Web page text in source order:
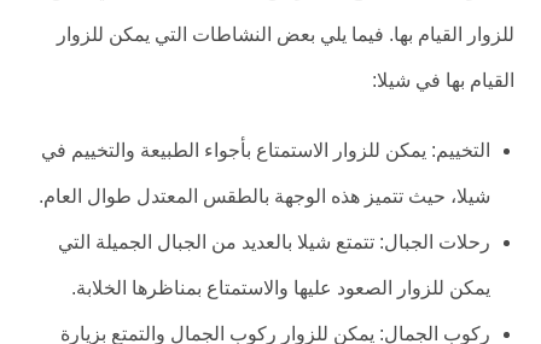
للزوار القيام بها. فيما يلي بعض النشاطات التي يمكن للزوار
القيام بها في شيلا:
التخييم: يمكن للزوار الاستمتاع بأجواء الطبيعة والتخييم في
شيلا، حيث تتميز هذه الوجهة بالطقس المعتدل طوال العام.
رحلات الجبال: تتمتع شيلا بالعديد من الجبال الجميلة التي
يمكن للزوار الصعود عليها والاستمتاع بمناظرها الخلابة.
ركوب الجمال: يمكن للزوار ركوب الجمال والتمتع بزيارة